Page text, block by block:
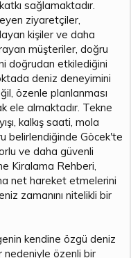
sağlamaktadır.
ziyaretçiler,
kişiler ve daha
müşteriler, doğru
doğrudan etkilediğini
deniz deneyimini
özenle planlanması
ele almaktadır. Tekne
kalkış saati, mola
belirlendiğinde Göcek'te
ve daha güvenli
Kiralama Rehberi,
net hareket etmelerini
zamanını nitelikli bir
kendine özgü deniz
nedeniyle özenli bir